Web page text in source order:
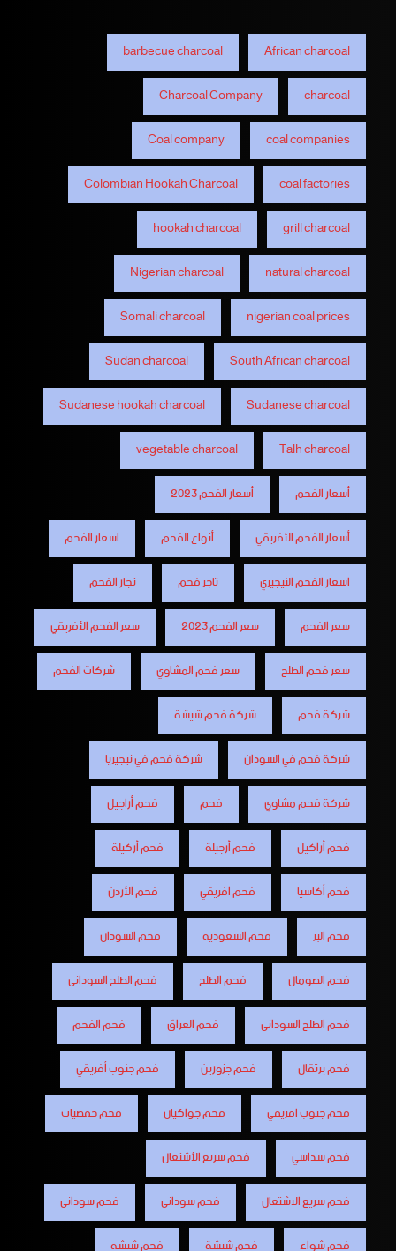
African charcoal
barbecue charcoal
charcoal
Charcoal Company
coal companies
Coal company
coal factories
Colombian Hookah Charcoal
grill charcoal
hookah charcoal
natural charcoal
Nigerian charcoal
nigerian coal prices
Somali charcoal
South African charcoal
Sudan charcoal
Sudanese charcoal
Sudanese hookah charcoal
Talh charcoal
vegetable charcoal
أسعار الفحم
أسعار الفحم 2023
أسعار الفحم الأفريقي
أنواع الفحم
اسعار الفحم
اسعار الفحم النيجيري
تاجر فحم
تجار الفحم
سعر الفحم
سعر الفحم 2023
سعر الفحم الأفريقي
سعر فحم الطلح
سعر فحم المشاوي
شركات الفحم
شركة فحم
شركة فحم شيشة
شركة فحم في السودان
شركة فحم في نيجيريا
شركة فحم مشاوي
فحم
فحم أراجيل
فحم أراكيل
فحم أرجيلة
فحم أركيلة
فحم أكاسيا
فحم افريقي
فحم الأردن
فحم البر
فحم السعودية
فحم السودان
فحم الصومال
فحم الطلح
فحم الطلح السودانى
فحم الطلح السوداني
فحم العراق
فحم الفحم
فحم برتقال
فحم جزورين
فحم جنوب أفريقي
فحم جنوب افريقي
فحم جواكيان
فحم حمضيات
فحم سداسي
فحم سريع الأشتعال
فحم سريع الاشتعال
فحم سودانى
فحم سوداني